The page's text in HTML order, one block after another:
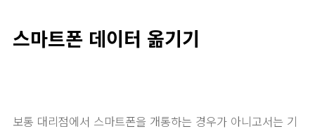
스마트폰 데이터 옮기기
보통 대리점에서 스마트폰을 개통하는 경우가 아니고서는 기